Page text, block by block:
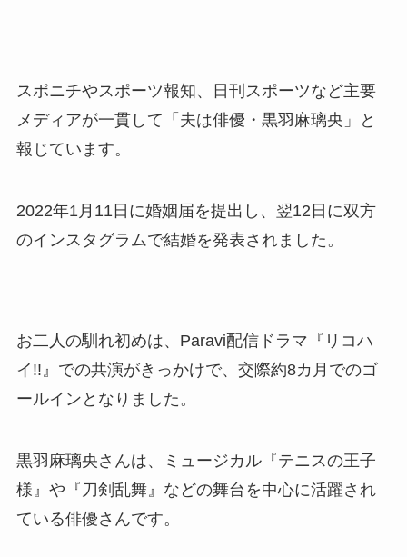
スポニチやスポーツ報知、日刊スポーツなど主要
メディアが一貫して「夫は俳優・黒羽麻璃央」と
報じています。
2022年1月11日に婚姻届を提出し、翌12日に双方
のインスタグラムで結婚を発表されました。
お二人の馴れ初めは、Paravi配信ドラマ『リコハ
イ!!』での共演がきっかけで、交際約8カ月でのゴ
ールインとなりました。
黒羽麻璃央さんは、ミュージカル『テニスの王子
様』や『刀剣乱舞』などの舞台を中心に活躍され
ている俳優さんです。